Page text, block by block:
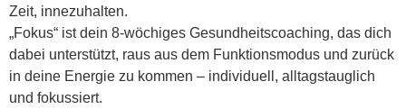
Zeit, innezuhalten.
„Fokus“ ist dein 8-wöchiges Gesundheitscoaching, das dich
dabei unterstützt, raus aus dem Funktionsmodus und zurück
in deine Energie zu kommen – individuell, alltagstauglich
und fokussiert.